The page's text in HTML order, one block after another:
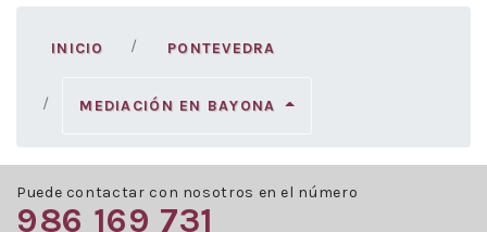
INICIO PONTEVEDRA
MEDIACIÓN EN BAYONA
Puede contactar con nosotros en el número
986 169 731